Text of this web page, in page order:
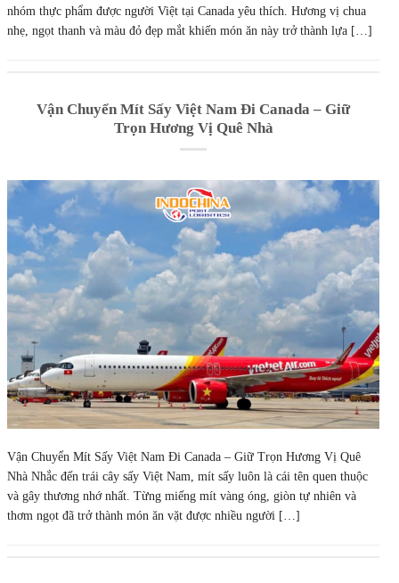
nhóm thực phẩm được người Việt tại Canada yêu thích. Hương vị chua
nhẹ, ngọt thanh và màu đỏ đẹp mắt khiến món ăn này trở thành lựa […]
Vận Chuyển Mít Sấy Việt Nam Đi Canada – Giữ
Trọn Hương Vị Quê Nhà
Vận Chuyển Mít Sấy Việt Nam Đi Canada – Giữ Trọn Hương Vị Quê
Nhà Nhắc đến trái cây sấy Việt Nam, mít sấy luôn là cái tên quen thuộc
và gây thương nhớ nhất. Từng miếng mít vàng óng, giòn tự nhiên và
thơm ngọt đã trở thành món ăn vặt được nhiều người […]